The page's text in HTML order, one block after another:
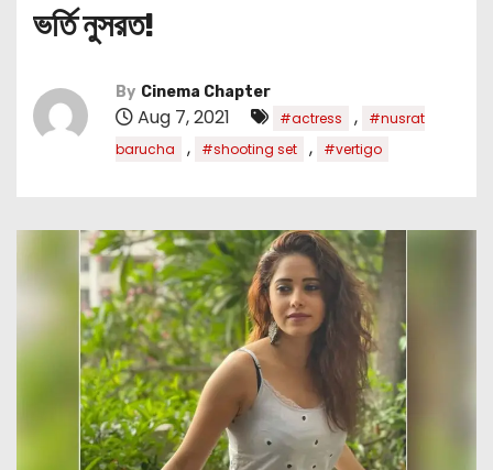
ভর্তি নুসরত!
By Cinema Chapter
Aug 7, 2021 #actress ,
#nusrat
barucha
, #shooting set , #vertigo